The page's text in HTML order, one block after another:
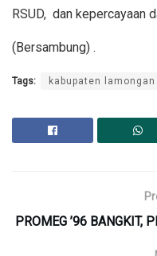
RSUD, dan kepercayaan
(Bersambung) .
Tags: kabupaten lamongan
PROMEG ’96 BANGKIT,